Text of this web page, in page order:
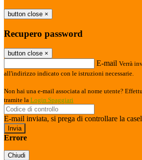
button close ×
Recupero password
button close ×
E-mail Verrà
all'indirizzo indicato con le istruzioni necessarie.
Non hai una e-mail associata al nome utente?
tramite la Login Spaggiari
E-mail inviata, si prega di controllare la
Errore
Chiudi